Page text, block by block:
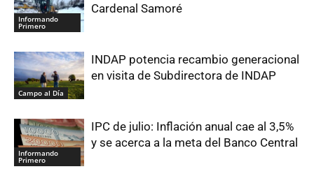
Informando
Primero
Cardenal Samoré
Campo al Día
INDAP potencia recambio generacional
en visita de Subdirectora de INDAP
Informando
Primero
IPC de julio: Inflación anual cae al 3,5%
y se acerca a la meta del Banco Central